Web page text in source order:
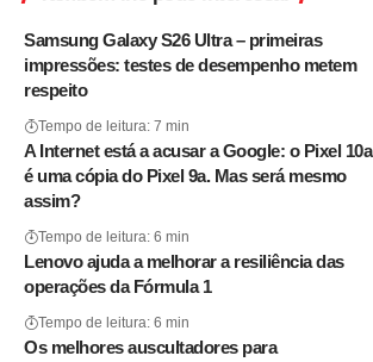
Samsung Galaxy S26 Ultra – primeiras
impressões: testes de desempenho metem
respeito
Tempo de leitura: 7 min
A Internet está a acusar a Google: o Pixel 10a
é uma cópia do Pixel 9a. Mas será mesmo
assim?
Tempo de leitura: 6 min
Lenovo ajuda a melhorar a resiliência das
operações da Fórmula 1
Tempo de leitura: 6 min
Os melhores auscultadores para